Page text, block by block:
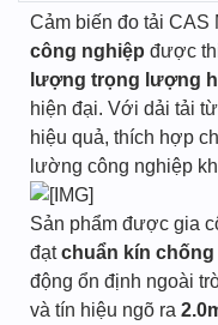
Cảm biến đo tải CAS
công nghiệp được
lượng trọng lượng
hiện đại. Với dải tải từ
hiệu quả, thích hợp
lường công nghiệp
Sản phẩm được gia
đạtchuẩn kín
động ổn định ngoài
và tín hiệu ngõ ra